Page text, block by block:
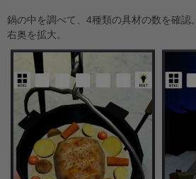
鍋の中を調べて、4種類の具材の数を確認。
右奥を拡大。